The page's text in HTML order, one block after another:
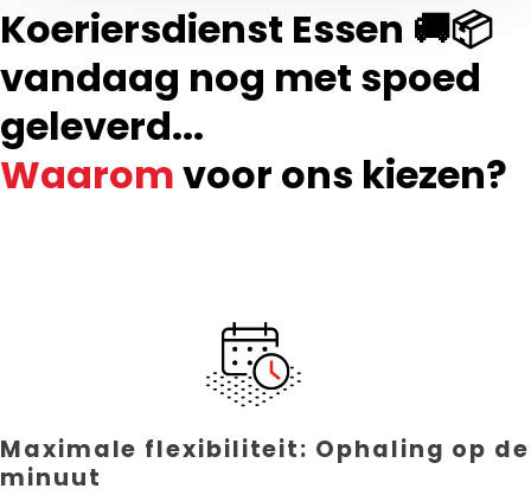
Koeriersdienst Essen 🚚📦
vandaag nog met spoed
geleverd...
Waaromvoor ons kiezen?
Maximale flexibiliteit: Ophaling op de
minuut